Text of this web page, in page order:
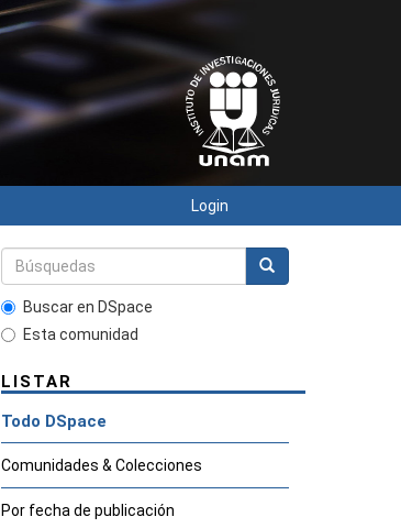
Login
Buscar en DSpace
Esta comunidad
LISTAR
Todo DSpace
Comunidades & Colecciones
Por fecha de publicación